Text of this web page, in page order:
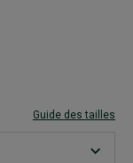
Guide des tailles